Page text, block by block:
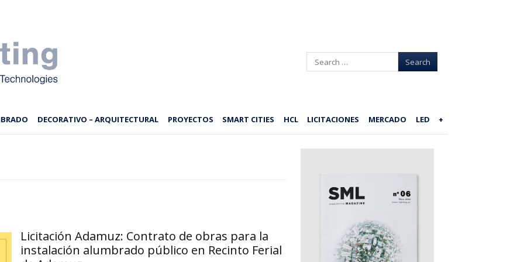
Search
DECORATIVO – ARQUITECTURAL PROYECTOS SMART CITIES HCL LICITACIONES MERCADO LED +
Licitación Adamuz: Contrato de obras para la
instalación alumbrado público en Recinto Ferial